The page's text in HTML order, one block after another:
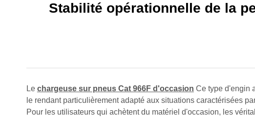
Stabilité opérationnelle de la
Le chargeuse sur pneus Cat 966F d'occasion Ce type d'engin
le rendant particulièrement adapté aux situations caractérisées
Pour les utilisateurs qui achètent du matériel d'occasion, les